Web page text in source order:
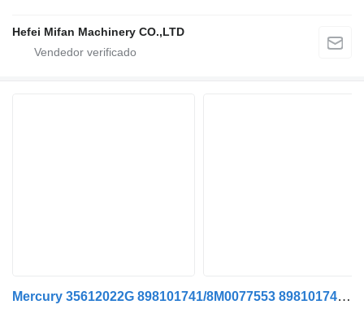
Hefei Mifan Machinery CO.,LTD
Mercury 35612022G 898101741/8M0077553 898101742/8M0154268 tensor de correa para Isuzu cabeza tractora